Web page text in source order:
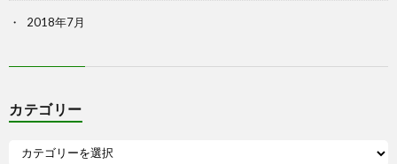
2018年7月
カテゴリー